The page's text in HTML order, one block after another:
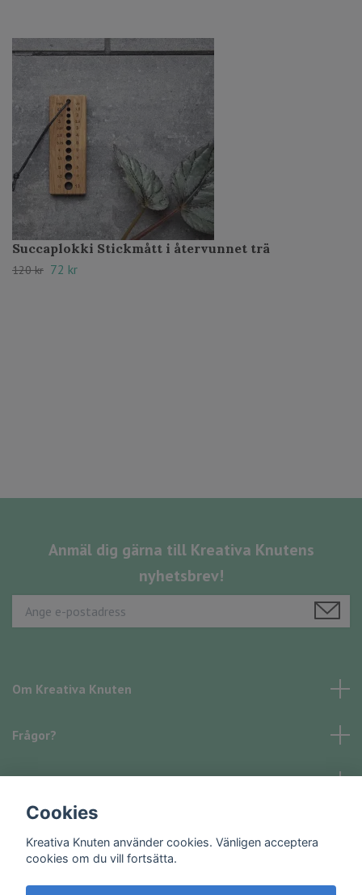
Succaplokki Stickmått i återvunnet trä
120 kr 72 kr
Anmäl dig gärna till Kreativa Knutens
nyhetsbrev!
Om Kreativa Knuten
Frågor?
Läs mer
Cookies
Kreativa Knuten använder cookies. Vänligen acceptera
cookies om du vill fortsätta.